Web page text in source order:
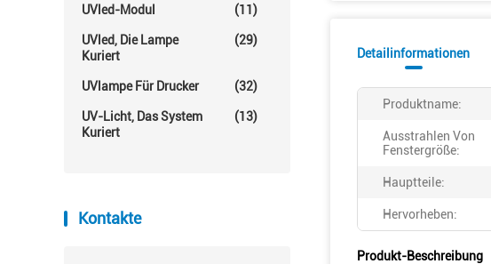
UVled-Modul (11)
UVled, Die Lampe
Kuriert
(29)
UVlampe Für Drucker (32)
UV-Licht, Das System
Kuriert
(13)
Kontakte
Detailinformationen
Produktname:
Ausstrahlen Von
Fenstergröße:
Hauptteile:
Hervorheben:
Produkt-Beschreibung